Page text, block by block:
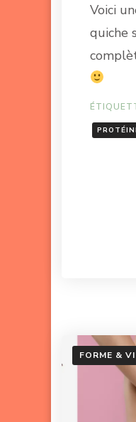
Voici
quiche
FORME &